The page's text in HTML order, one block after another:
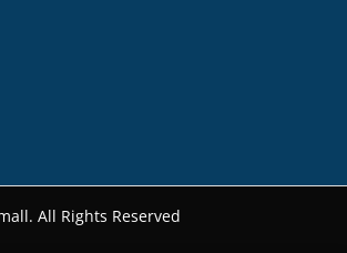
All Rights Reserved